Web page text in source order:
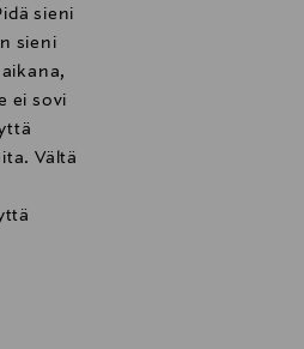
sieni
sieni
ei sovi
Vältä